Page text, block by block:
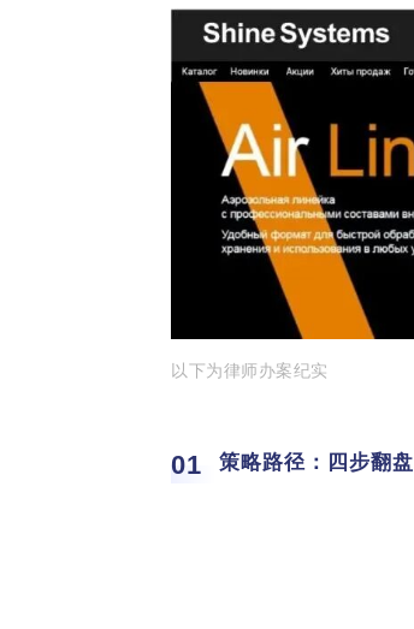
以下为律师办案纪实
01 策略路径：四步翻盘